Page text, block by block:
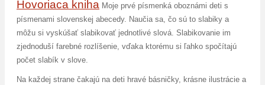
Hovoriaca kniha Moje prvé písmenká oboznámi deti s
písmenami slovenskej abecedy. Naučia sa, čo sú to slabiky a
môžu si vyskúšať slabikovať jednotlivé slová. Slabikovanie im
zjednoduší farebné rozlíšenie, vďaka ktorému si ľahko spočítajú
počet slabík v slove.
Na každej strane čakajú na deti hravé básničky, krásne ilustrácie a